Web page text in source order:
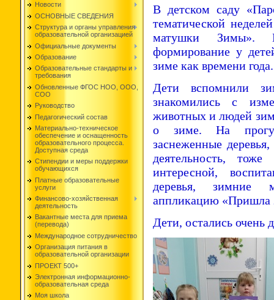
Новости
ОСНОВНЫЕ СВЕДЕНИЯ
Структура и органы управления
образовательной организацией
Официальные документы
Образование
Образовательные стандарты и
требования
Обновленные ФГОС НОО, ООО,
СОО
Руководство
Педагогический состав
Материально-техническое
обеспечение и оснащенность
образовательного процесса.
Доступная среда
Стипендии и меры поддержки
обучающихся
Платные образовательные
услуги
Финансово-хозяйственная
деятельность
Вакантные места для приема
(перевода)
Международное сотрудничество
Организация питания в
образовательной организации
ПРОЕКТ 500+
Электронная информационно-
образовательная среда
Моя школа
В детском саду
тематической
матушки Зимы».
формирование у
зиме как времени года.
Дети вспомнили
знакомились с
животных и людей
о зиме. На
заснеженные
деятельность,
интересной,
деревья, зимние
аппликацию «Пришла
Дети, остались очень